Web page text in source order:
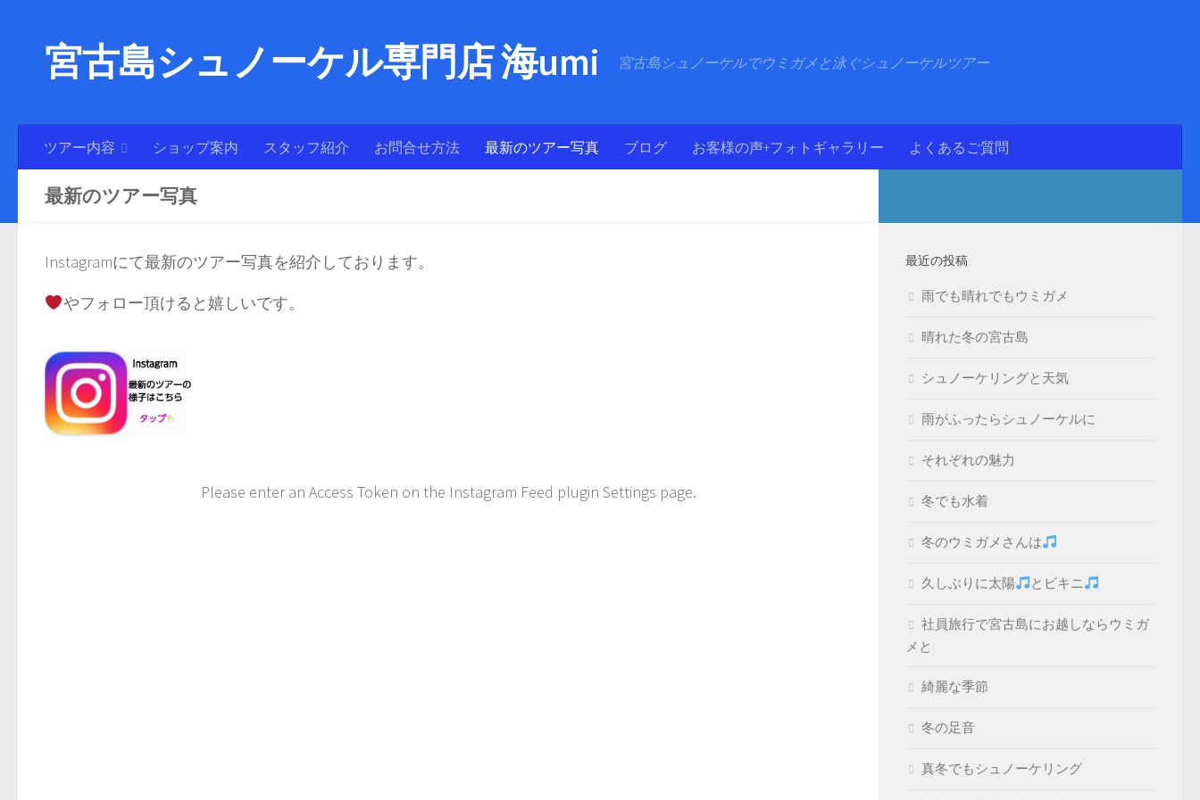
宮古島シュノーケル専門店 海umi 宮古島シュノーケルでウミガメと泳ぐシュノーケルツアー
ツアー内容 ショップ案内 スタッフ紹介 お問合せ方法 最新のツアー写真 ブログ お客様の声+フォトギャラリー よくあるご質問
最新のツアー写真
Instagramにて最新のツアー写真を紹介しております。
やフォロー頂けると嬉しいです。
Please enter an Access Token on the Instagram Feed plugin Settings page.
最近の投稿
雨でも晴れでもウミガメ
晴れた冬の宮古島
シュノーケリングと天気
雨がふったらシュノーケルに
それぞれの魅力
冬でも水着
冬のウミガメさんは
久しぶりに太陽 とビキニ
社員旅行で宮古島にお越しならウミガ
メと
綺麗な季節
冬の足音
真冬でもシュノーケリング